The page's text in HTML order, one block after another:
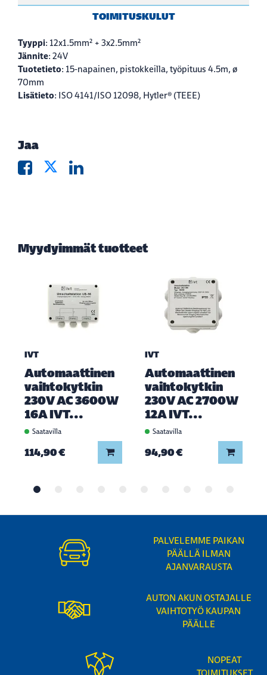
TOIMITUSKULUT
Tyyppi: 12x1.5mm² + 3x2.5mm²
Jännite: 24V
Tuotetieto: 15-napainen, pistokkeilla, työpituus 4.5m, ø
70mm
Lisätieto: ISO 4141/ISO 12098, Hytler® (TEEE)
Jaa
Myydyimmät tuotteet
IVT
Automaattinen
vaihtokytkin
230V AC 3600W
16A IVT...
Saatavilla
114,90 € Lisää koriin
IVT
Automaattinen
vaihtokytkin
230V AC 2700W
12A IVT...
Saatavilla
94,90 € Lisää
PALVELEMME PAIKAN
PÄÄLLÄ ILMAN
AJANVARAUSTA
AUTON AKUN OSTAJALLE
VAIHTOTYÖ KAUPAN
PÄÄLLE
NOPEAT